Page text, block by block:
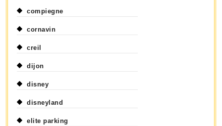
compiegne
cornavin
creil
dijon
disney
disneyland
elite parking